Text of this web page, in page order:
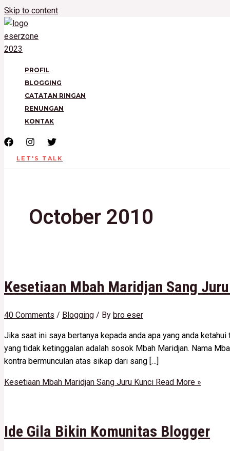
Skip to content
PROFIL
BLOGGING
CATATAN RINGAN
RENUNGAN
KONTAK
LET'S TALK
October 2010
Kesetiaan Mbah Maridjan Sang
40 Comments / Blogging / By bro eser
Jika saat ini saya bertanya kepada anda apa yang anda
yang tidak ketinggalan adalah sosok Mbah Maridjan. Nama
kontra bermunculan atas sikap dari sang […]
Kesetiaan Mbah Maridjan Sang Juru Kunci Read More »
Ide Gila Bikin Komunitas Blogger